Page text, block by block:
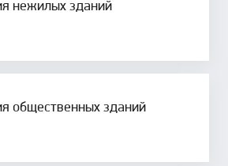
нежилых зданий
общественных зданий